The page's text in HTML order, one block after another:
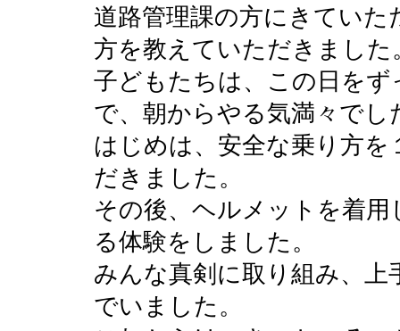
道路管理課の方にきていた
方を教えていただきました
子どもたちは、この日を
で、朝からやる気満々でし
はじめは、安全な乗り方
だきました。
その後、ヘルメットを着
る体験をしました。
みんな真剣に取り組み、
でいました。